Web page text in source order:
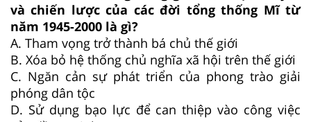
và chiến lược của các đời tổng thống Mĩ từ
năm 1945-2000 là gì?
A. Tham vọng trở thành bá chủ thế giới
B. Xóa bỏ hệ thống chủ nghĩa xã hội trên thế giới
C. Ngăn cản sự phát triển của phong trào giải
phóng dân tộc
D. Sử dụng bạo lực để can thiệp vào công việc